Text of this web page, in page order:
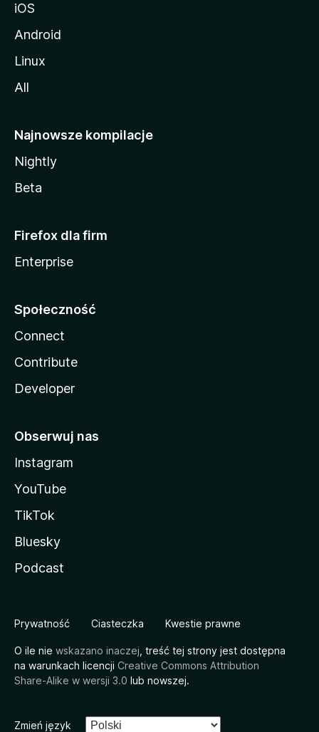
iOS
Android
Linux
All
Najnowsze kompilacje
Nightly
Beta
Firefox dla firm
Enterprise
Społeczność
Connect
Contribute
Developer
Obserwuj nas
Instagram
YouTube
TikTok
Bluesky
Podcast
Prywatność Ciasteczka Kwestie prawne
O ile nie wskazano inaczej , treść tej strony jest dostępna
na warunkach licencji Creative Commons Attribution
Share-Alike w wersji 3.0 lub nowszej.
Zmień język